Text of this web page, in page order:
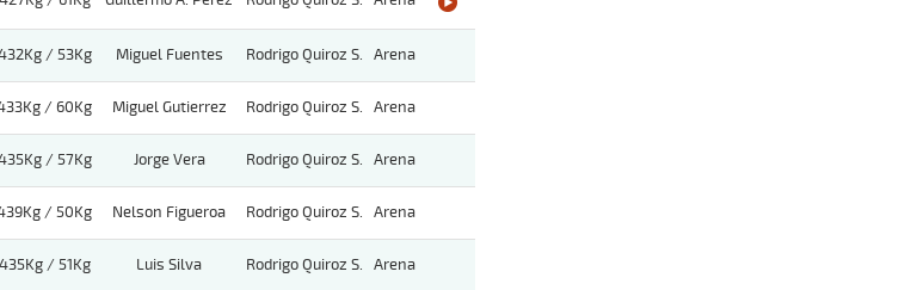
/ 53Kg Miguel Fuentes Rodrigo Quiroz S. Arena
/ 60Kg Miguel Gutierrez Rodrigo Quiroz S. Arena
/ 57Kg Jorge Vera Rodrigo Quiroz S. Arena
/ 50Kg Nelson Figueroa Rodrigo Quiroz S. Arena
435Kg / 51Kg Luis Silva Rodrigo Quiroz S. Arena